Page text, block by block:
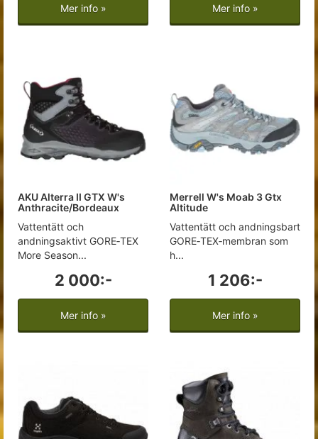
Mer info » Mer info »
AKU Alterra II GTX W's
Anthracite/Bordeaux
Vattentätt och
andningsaktivt GORE‑TEX
More Season...
2 000:-
Mer info »
Merrell W's Moab 3 Gtx
Altitude
Vattentätt och andningsbart
GORE‑TEX‑membran som
h...
1 206:-
Mer info »